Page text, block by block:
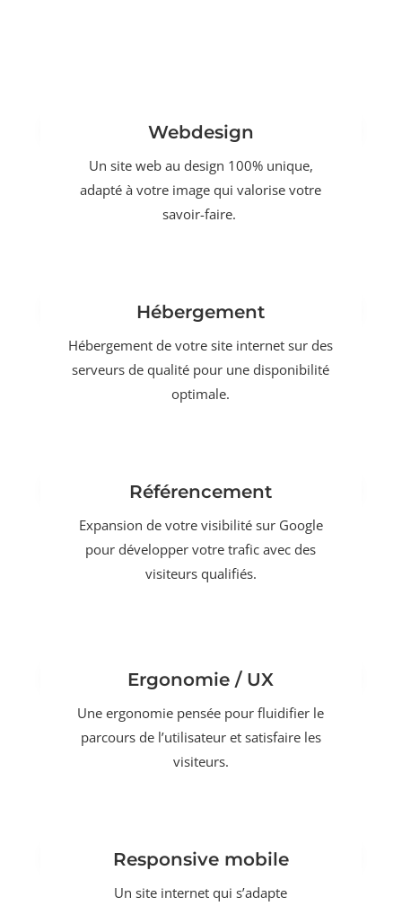
Webdesign
Un site web au design 100% unique,
adapté à votre image qui valorise votre
savoir-faire.
Hébergement
Hébergement de votre site internet sur des
serveurs de qualité pour une disponibilité
optimale.
Référencement
Expansion de votre visibilité sur Google
pour développer votre trafic avec des
visiteurs qualifiés.
Ergonomie / UX
Une ergonomie pensée pour fluidifier le
parcours de l’utilisateur et satisfaire les
visiteurs.
Responsive mobile
Un site internet qui s’adapte